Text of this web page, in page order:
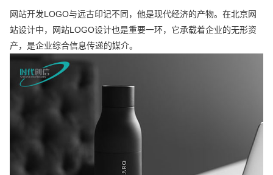
网站开发LOGO与远古印记不同，他是现代经济的产物。在北京网
站设计中，网站LOGO设计也是重要一环，它承载着企业的无形资
产，是企业综合信息传递的媒介。